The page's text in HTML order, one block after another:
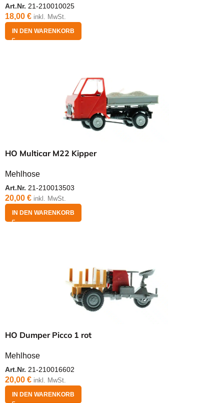
Art.Nr. 21-210010025
18,00 € inkl. MwSt.
IN DEN WARENKORB
HO Multicar M22 Kipper
Mehlhose
Art.Nr. 21-210013503
20,00 € inkl. MwSt.
IN DEN WARENKORB
HO Dumper Picco 1 rot
Mehlhose
Art.Nr. 21-210016602
20,00 € inkl. MwSt.
IN DEN WARENKORB